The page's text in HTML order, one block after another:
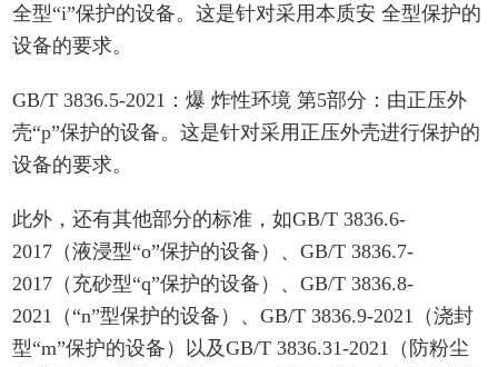
全型“i”保护的设备。这是针对采用本质安 全型保护的
设备的要求。
GB/T 3836.5-2021：爆 炸性环境 第5部分：由正压外
壳“p”保护的设备。这是针对采用正压外壳进行保护的
设备的要求。
此外，还有其他部分的标准，如GB/T 3836.6-
2017（液浸型“o”保护的设备）、GB/T 3836.7-
2017（充砂型“q”保护的设备）、GB/T 3836.8-
2021（“n”型保护的设备）、GB/T 3836.9-2021（浇封
型“m”保护的设备）以及GB/T 3836.31-2021（防粉尘